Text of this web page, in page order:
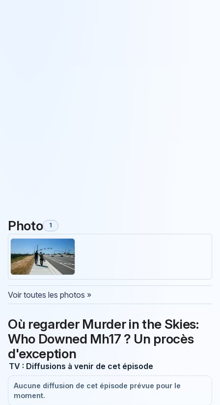
Photo 1
Voir toutes les photos »
Où regarder Murder in the Skies:
Who Downed Mh17 ? Un procès
d'exception
TV : Diffusions à venir de cet épisode
Aucune diffusion de cet épisode prévue pour le
moment.